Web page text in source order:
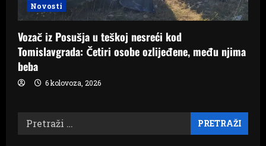
Novosti
Vozač iz Posušja u teškoj nesreći kod
Tomislavgrada: Četiri osobe ozlijeđene, među njima
beba
6 kolovoza, 2026
Pretraži: